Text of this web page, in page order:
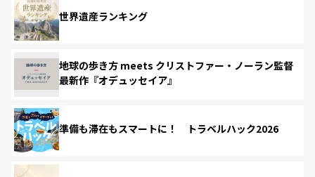
世界遺産ランキング
地球の歩き方 meets クリストファー・ノーラン監督
最新作『オデュッセイア』
準備も滞在もスマートに！ トラベルハック2026